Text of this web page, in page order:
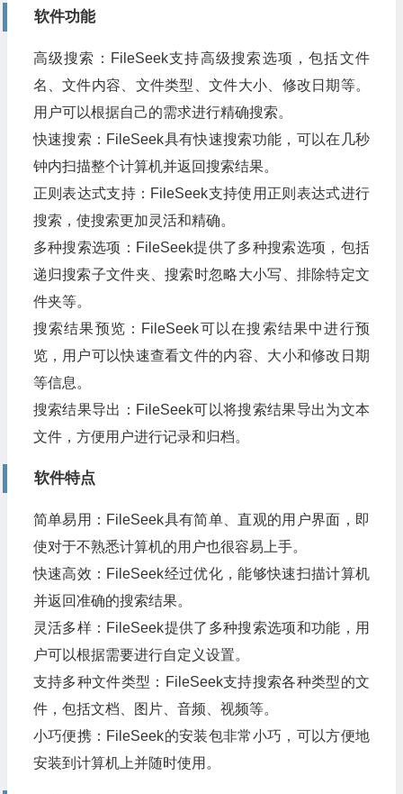
软件功能
高级搜索：FileSeek支持高级搜索选项，包括文件
名、文件内容、文件类型、文件大小、修改日期等。
用户可以根据自己的需求进行精确搜索。
快速搜索：FileSeek具有快速搜索功能，可以在几秒
钟内扫描整个计算机并返回搜索结果。
正则表达式支持：FileSeek支持使用正则表达式进行
搜索，使搜索更加灵活和精确。
多种搜索选项：FileSeek提供了多种搜索选项，包括
递归搜索子文件夹、搜索时忽略大小写、排除特定文
件夹等。
搜索结果预览：FileSeek可以在搜索结果中进行预
览，用户可以快速查看文件的内容、大小和修改日期
等信息。
搜索结果导出：FileSeek可以将搜索结果导出为文本
文件，方便用户进行记录和归档。
软件特点
简单易用：FileSeek具有简单、直观的用户界面，即
使对于不熟悉计算机的用户也很容易上手。
快速高效：FileSeek经过优化，能够快速扫描计算机
并返回准确的搜索结果。
灵活多样：FileSeek提供了多种搜索选项和功能，用
户可以根据需要进行自定义设置。
支持多种文件类型：FileSeek支持搜索各种类型的文
件，包括文档、图片、音频、视频等。
小巧便携：FileSeek的安装包非常小巧，可以方便地
安装到计算机上并随时使用。